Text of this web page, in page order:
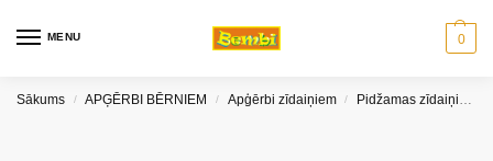
MENU 0
Sākums / APĢĒRBI BĒRNIEM / Apģērbi zīdaiņiem / Pidžamas zīdaiņiem